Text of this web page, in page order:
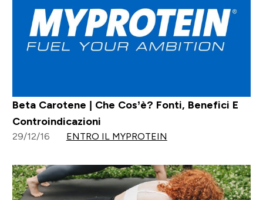
Beta Carotene | Che Cos’è? Fonti, Benefici E
Controindicazioni
29/12/16 ENTRO IL MYPROTEIN